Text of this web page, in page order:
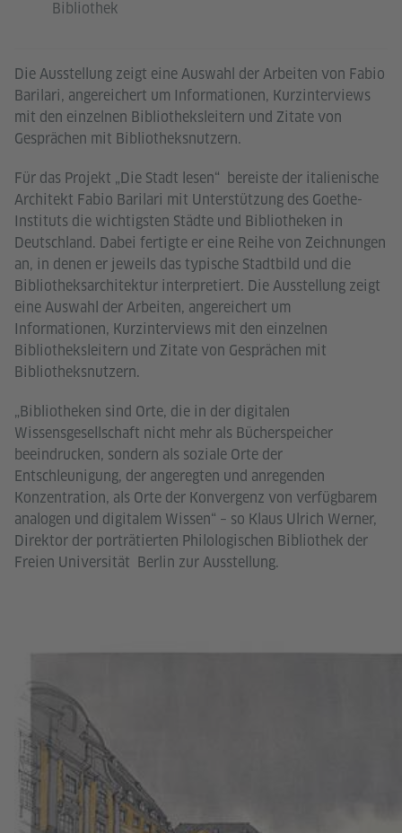
Die Ausstellung zeigt eine Auswahl der Arbeiten von Fabio
Barilari, angereichert um Informationen, Kurzinterviews
mit den einzelnen Bibliotheksleitern und Zitate von
Gesprächen mit Bibliotheksnutzern.
Für das Projekt „Die Stadt lesen“ bereiste der italienische
Architekt Fabio Barilari mit Unterstützung des Goethe-
Instituts die wichtigsten Städte und Bibliotheken in
Deutschland. Dabei fertigte er eine Reihe von Zeichnungen
an, in denen er jeweils das typische Stadtbild und die
Bibliotheksarchitektur interpretiert. Die Ausstellung zeigt
eine Auswahl der Arbeiten, angereichert um
Informationen, Kurzinterviews mit den einzelnen
Bibliotheksleitern und Zitate von Gesprächen mit
Bibliotheksnutzern.
„Bibliotheken sind Orte, die in der digitalen
Wissensgesellschaft nicht mehr als Bücherspeicher
beeindrucken, sondern als soziale Orte der
Entschleunigung, der angeregten und anregenden
Konzentration, als Orte der Konvergenz von verfügbarem
analogen und digitalem Wissen“ – so Klaus Ulrich Werner,
Direktor der porträtierten Philologischen Bibliothek der
Freien Universität Berlin zur Ausstellung.
Bibliothek